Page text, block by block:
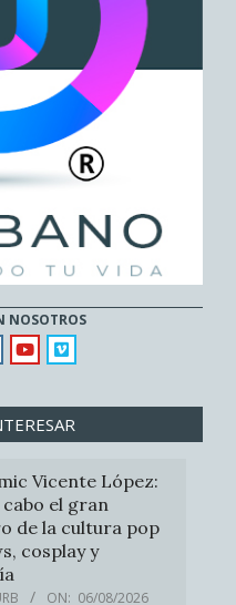
NOSOTROS
Vicente López:
cabo el gran
de la cultura pop
cosplay y
ON: 06/08/2026